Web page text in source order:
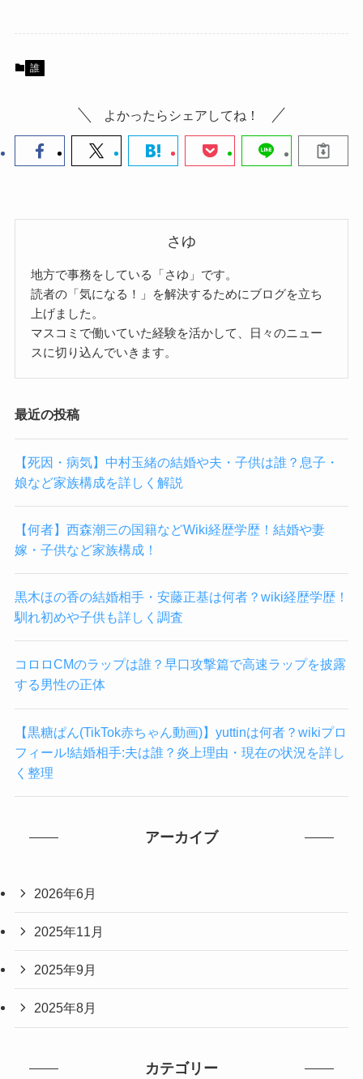
誰
よかったらシェアしてね！
さゆ
地方で事務をしている「さゆ」です。
読者の「気になる！」を解決するためにブログを立ち
上げました。
マスコミで働いていた経験を活かして、日々のニュー
スに切り込んでいきます。
最近の投稿
【死因・病気】中村玉緒の結婚や夫・子供は誰？息子・
娘など家族構成を詳しく解説
【何者】西森潮三の国籍などWiki経歴学歴！結婚や妻
嫁・子供など家族構成！
黒木ほの香の結婚相手・安藤正基は何者？wiki経歴学歴！
馴れ初めや子供も詳しく調査
コロロCMのラップは誰？早口攻撃篇で高速ラップを披露
する男性の正体
【黒糖ぱん(TikTok赤ちゃん動画)】yuttinは何者？wikiプロ
フィール!結婚相手:夫は誰？炎上理由・現在の状況を詳し
く整理
アーカイブ
2026年6月
2025年11月
2025年9月
2025年8月
カテゴリー